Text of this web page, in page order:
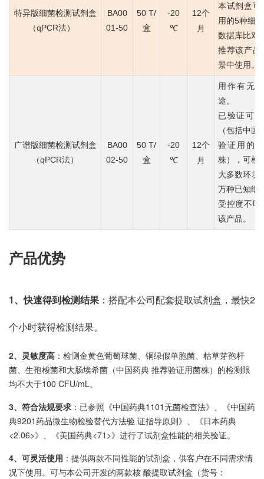
特异版细菌检测试剂盒
（qPCR法）
BA00
01-50
50 T/
盒
-20
℃
12个
月
本试剂盒可
用的5种细
数据库比对
推荐该产品
景中使用。
广谱版细菌检测试剂盒
（qPCR法）
BA00
02-50
50 T/
盒
-20
℃
12个
月
用作有无
途。
已验证可
（包括中国
验证用的5
株），可检
大多数环境
万种已知细
受控度不明
该产品。
产品优势
1、快速得到检测结果 ：搭配本公司配套提取试剂盒，最快2
个小时获得检测结果。
2、灵敏度高 ：检测金黄色葡萄球菌、铜绿假单胞菌、枯草芽孢杆
菌、生孢梭菌和大肠埃希菌（中国药典 推荐验证用菌株）的检测限
均不大于100 CFU/mL。
3、符合法规要求 ：已参照《中国药典1101无菌检查法》、《中国药
典9201药品微生物检验替代方法验 证指导原则》、《日本药典
<2.06>》、《美国药典<71>》进行了试剂盒性能的相关验证。
4、可灵活使用 ：提供两款不同性能的试剂盒，供客户在不同需求情
况下使用。可与本公司开发的两款核 酸提取试剂盒（货号：